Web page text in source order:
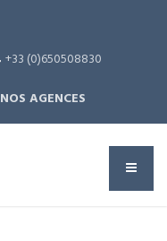
+33 (0)650508830
NOS AGENCES